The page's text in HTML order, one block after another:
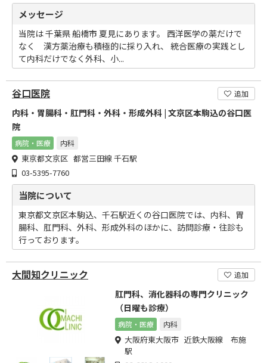
メッセージ
当院は 千葉県 船橋市 夏見にあります。 西洋医学の薬だけで
なく 漢方薬治療も積極的に採り入れ、 統合医療の実践とし
て内科だけでなく外科、小...
谷口医院 追加
内科・胃腸科・肛門科・外科・形成外科 | 文京区本駒込の谷口医
院
病院・医療 内科
東京都文京区 都営三田線 千石駅
03-5395-7760
当院について
東京都文京区本駒込、千石駅近くの谷口医院では、内科、胃
腸科、肛門科、外科、形成外科のほかに、訪問診療・往診も
行っております。
大間知クリニック 追加
肛門科、消化器科の専門クリニック
（日曜も診療）
病院・医療 内科
大阪府東大阪市 近鉄大阪線 布施
駅